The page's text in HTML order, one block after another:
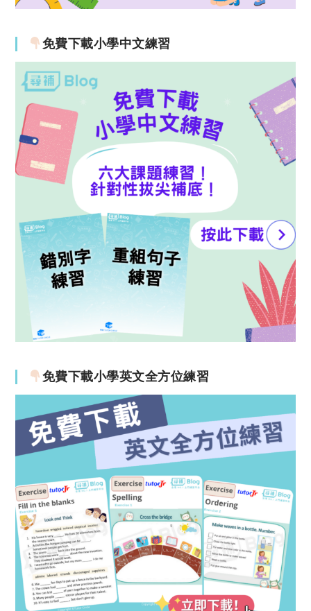
免費下載小學中文練習
免費下載小學英文全方位練習